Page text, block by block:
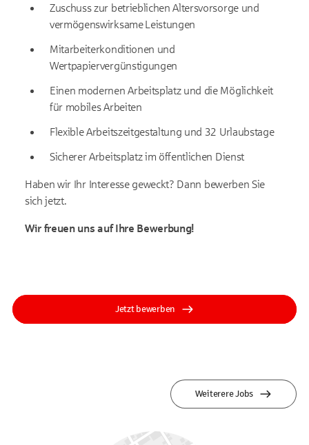
Zuschuss zur betrieblichen Altersvorsorge und
vermögenswirksame Leistungen
Mitarbeiterkonditionen und
Wertpapiervergünstigungen
Einen modernen Arbeitsplatz und die Möglichkeit
für mobiles Arbeiten
Flexible Arbeitszeitgestaltung und 32 Urlaubstage
Sicherer Arbeitsplatz im öffentlichen Dienst
Haben wir Ihr Interesse geweckt? Dann bewerben Sie
sich jetzt.
Wir freuen uns auf Ihre Bewerbung!
Jetzt bewerben
Weiterere Jobs